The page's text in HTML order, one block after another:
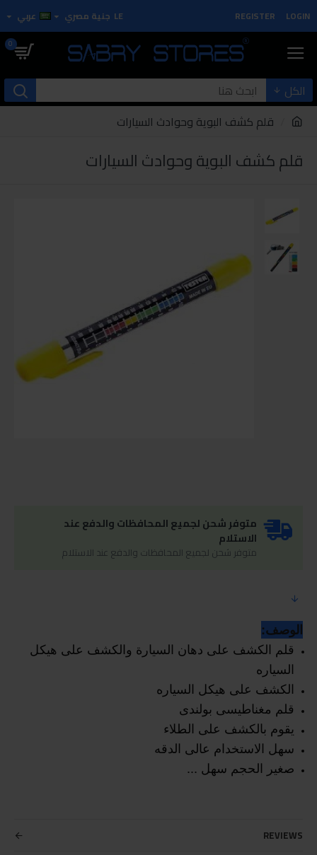
LOGIN
REGISTER
LE جنية مصري عربي
0
الكل
قلم كشف البوية وحوادث السيارات
قلم كشف البوية وحوادث السيارات
متوفر شحن لجميع المحافظات والدفع عند
الاستلام
متوفر شحن لجميع المحافظات والدفع عند الاستلام
الوصف:
قلم الكشف على دهان السيارة والكشف على هيكل
السياره
الكشف على هيكل السياره
قلم مغناطيسى بولندى
يقوم بالكشف على الطلاء
سهل الاستخدام عالى الدقه
صغير الحجم سهل ...
REVIEWS